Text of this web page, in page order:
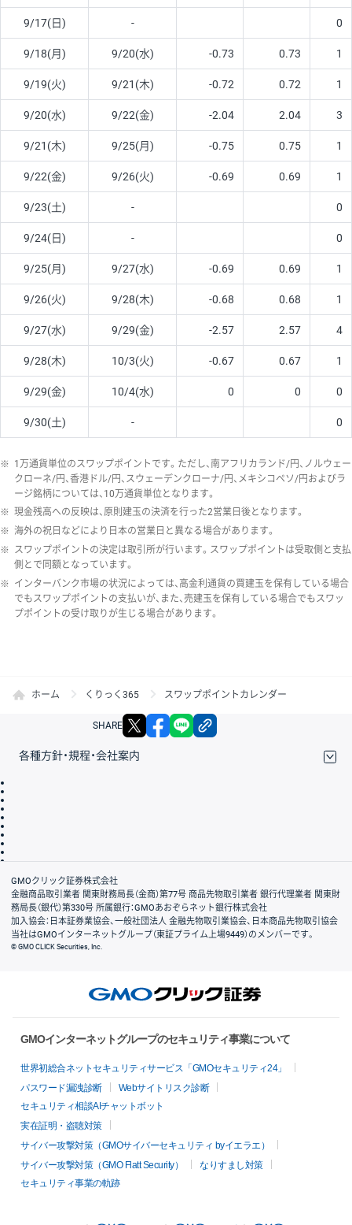
9/17(日) - 0
9/18(月) 9/20(水) -0.73 0.73 1
9/19(火) 9/21(木) -0.72 0.72 1
9/20(水) 9/22(金) -2.04 2.04 3
9/21(木) 9/25(月) -0.75 0.75 1
9/22(金) 9/26(火) -0.69 0.69 1
9/23(土) - 0
9/24(日) - 0
9/25(月) 9/27(水) -0.69 0.69 1
9/26(火) 9/28(木) -0.68 0.68 1
9/27(水) 9/29(金) -2.57 2.57 4
9/28(木) 10/3(火) -0.67 0.67 1
9/29(金) 10/4(水) 0 0 0
9/30(土) - 0
※ 1万通貨単位のスワップポイントです。ただし、南アフリカランド/円、ノルウェー
クローネ/円、香港ドル/円、スウェーデンクローナ/円、メキシコペソ/円およびラ
ージ銘柄については、10万通貨単位となります。
※ 現金残高への反映は、原則建玉の決済を行った2営業日後となります。
※ 海外の祝日などにより日本の営業日と異なる場合があります。
※ スワップポイントの決定は取引所が行います。スワップポイントは受取側と支払
側とで同額となっています。
※ インターバンク市場の状況によっては、高金利通貨の買建玉を保有している場合
でもスワップポイントの支払いが、また、売建玉を保有している場合でもスワッ
プポイントの受け取りが生じる場合があります。
ホーム くりっく365 スワップポイントカレンダー
SHARE X facebook
各種方針・規程・会社案内
会社案内
GMOクリック証券株式会社
金融商品取引業者 関東財務局長（金商）第77号 商品先物取引業者 銀行代理業者 関東財
務局長（銀代）第330号 所属銀行：GMOあおぞらネット銀行株式会社
加入協会：日本証券業協会、一般社団法人 金融先物取引業協会、日本商品先物取引協会
当社はGMOインターネットグループ（東証プライム上場9449）のメンバーです。
© GMO CLICK Securities, Inc.
GMOインターネットグループのセキュリティ事業について
世界初総合ネットセキュリティサービス「GMOセキュリティ24」
パスワード漏洩診断
Webサイトリスク診断
セキュリティ相談AIチャットボット
実在証明・盗聴対策
サイバー攻撃対策（GMOサイバーセキュリティ byイエラエ）
サイバー攻撃対策（GMO Flatt Security）
なりすまし対策
セキュリティ事業の軌跡